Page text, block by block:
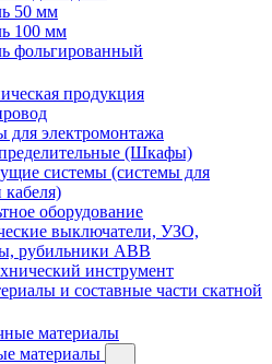
50 мм
100 мм
фольгированный
продукция
для электромонтажа
(Шкафы)
системы (системы для
кабеля)
оборудование
выключатели, УЗО,
рубильники ABB
инструмент
и составные части скатной
материалы
материалы